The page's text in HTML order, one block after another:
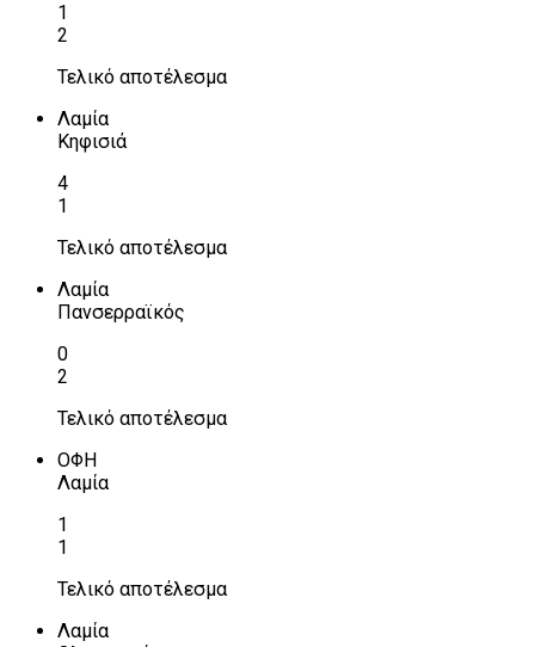
1
2
Τελικό αποτέλεσμα
Λαμία
Κηφισιά
4
1
Τελικό αποτέλεσμα
Λαμία
Πανσερραϊκός
0
2
Τελικό αποτέλεσμα
ΟΦΗ
Λαμία
1
1
Τελικό αποτέλεσμα
Λαμία